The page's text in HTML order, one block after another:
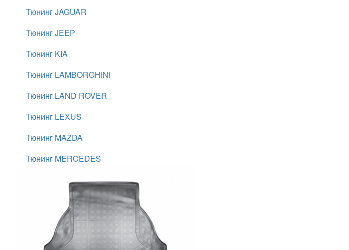
Тюнинг JAGUAR
Тюнинг JEEP
Тюнинг KIA
Тюнинг LAMBORGHINI
Тюнинг LAND ROVER
Тюнинг LEXUS
Тюнинг MAZDA
Тюнинг MERCEDES
Тюнинг MINI
Тюнинг MITSUBISHI
Тюнинг NISSAN
Тюнинг OPEL